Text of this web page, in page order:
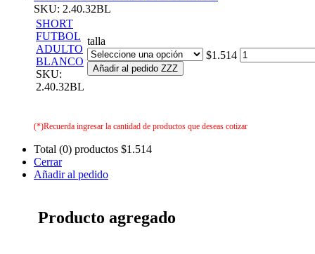
SKU: 2.40.32BL
SHORT
FUTBOL
ADULTO
BLANCO
SKU:
2.40.32BL
talla
Añadir al pedido ZZZ
$1.514
(*)Recuerda ingresar la cantidad de productos que deseas cotizar
Total (0) productos $1.514
Cerrar
Añadir al pedido
Producto agregado